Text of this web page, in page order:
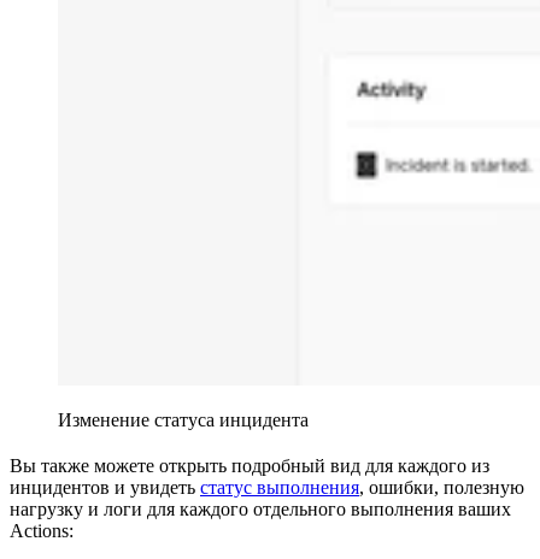
Изменение статуса инцидента
Вы также можете открыть подробный вид для каждого из
инцидентов и увидеть статус выполнения, ошибки, полезную
нагрузку и логи для каждого отдельного выполнения ваших
Actions: